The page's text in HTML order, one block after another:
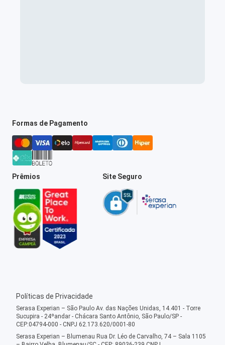
Formas de Pagamento
Prêmios Site Seguro
Políticas de Privacidade
Serasa Experian – São Paulo Av. das Nações Unidas, 14.401 - Torre
Sucupira - 24ºandar - Chácara Santo Antônio, São Paulo/SP -
CEP:04794-000 - CNPJ 62.173.620/0001-80
Serasa Experian – Blumenau Rua Dr. Léo de Carvalho, 74 – Sala 1105